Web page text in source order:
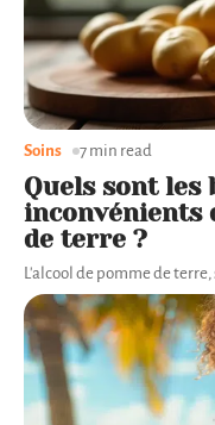
Quels sont les
inconvénients
de terre ?
L'alcool de pomme de
Soins 7 min read